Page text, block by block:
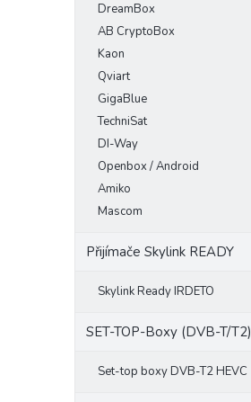
DreamBox
AB CryptoBox
Kaon
Qviart
GigaBlue
TechniSat
DI-Way
Openbox / Android
Amiko
Mascom
Přijímače Skylink READY
Skylink Ready IRDETO
SET-TOP-Boxy (DVB-T/T2)
Set-top boxy DVB-T2 HEVC